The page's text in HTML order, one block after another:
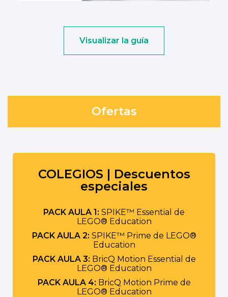
Visualizar la guía
Ofertas
COLEGIOS | Descuentos
especiales
PACK AULA 1: SPIKE™ Essential de
LEGO® Education
PACK AULA 2: SPIKE™ Prime de LEGO®
Education
PACK AULA 3: BricQ Motion Essential de
LEGO® Education
PACK AULA 4: BricQ Motion Prime de
LEGO® Education